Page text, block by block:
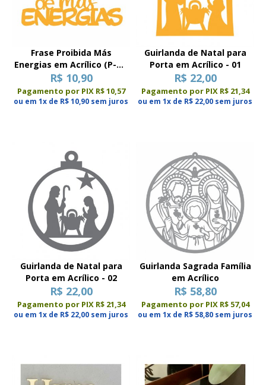
Frase Proibida Más
Energias em Acrílico (P-M-
G)
R$ 10,90
Pagamento por PIX R$ 10,57
ou em 1x de R$ 10,90 sem juros
Guirlanda de Natal para
Porta em Acrílico - 01
R$ 22,00
Pagamento por PIX R$ 21,34
ou em 1x de R$ 22,00 sem juros
Guirlanda de Natal para
Porta em Acrílico - 02
R$ 22,00
Pagamento por PIX R$ 21,34
ou em 1x de R$ 22,00 sem juros
Guirlanda Sagrada Família
em Acrílico
R$ 58,80
Pagamento por PIX R$ 57,04
ou em 1x de R$ 58,80 sem juros